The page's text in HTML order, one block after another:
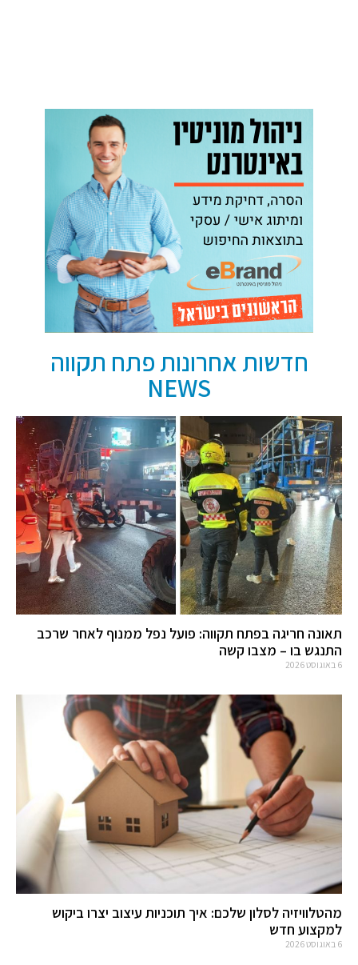
חדשות אחרונות פתח תקווה
NEWS
תאונה חריגה בפתח תקווה: פועל נפל ממנוף לאחר שרכב
התנגש בו – מצבו קשה
6 באוגוסט 2026
מהטלוויזיה לסלון שלכם: איך תוכניות עיצוב יצרו ביקוש
למקצוע חדש
6 באוגוסט 2026